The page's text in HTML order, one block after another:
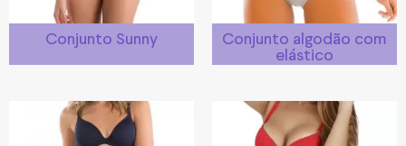
Conjunto Sunny
Conjunto algodão com
elástico